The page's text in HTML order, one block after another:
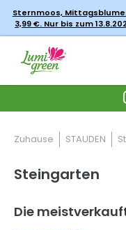
Sternmoos,
3,99 €. Nur bis zum
Zuhause STAUDEN
Steingarten
Die